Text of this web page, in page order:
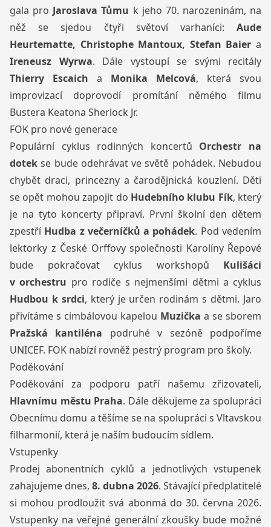
gala pro Jaroslava Tůmu k jeho 70. narozeninám, na
něž se sjedou čtyři světoví varhaníci: Aude
Heurtematte, Christophe Mantoux, Stefan Baier a
Ireneusz Wyrwa. Dále vystoupí se svými recitály
Thierry Escaich a Monika Melcová, která svou
improvizací doprovodí promítání němého filmu
Bustera Keatona Sherlock Jr.
FOK pro nové generace
Populární cyklus rodinných koncertů Orchestr na
dotek se bude odehrávat ve světě pohádek. Nebudou
chybět draci, princezny a čarodějnická kouzlení. Děti
se opět mohou zapojit do Hudebního klubu Fík, který
je na tyto koncerty připraví. První školní den dětem
zpestří Hudba z večerníčků a pohádek. Pod vedením
lektorky z České Orffovy společnosti Karolíny Řepové
bude pokračovat cyklus workshopů Kulišáci
v orchestru pro rodiče s nejmenšími dětmi a cyklus
Hudbou k srdci, který je určen rodinám s dětmi. Jaro
přivítáme s cimbálovou kapelou Muzička a se sborem
Pražská kantiléna podruhé v sezóně podpoříme
UNICEF. FOK nabízí rovněž pestrý program pro školy.
Poděkování
Poděkování za podporu patří našemu zřizovateli,
Hlavnímu městu Praha. Dále děkujeme za spolupráci
Obecnímu domu a těšíme se na spolupráci s Vltavskou
filharmonií, která je naším budoucím sídlem.
Vstupenky
Prodej abonentních cyklů a jednotlivých vstupenek
zahajujeme dnes, 8. dubna 2026. Stávající předplatitelé
si mohou prodloužit svá abonmá do 30. června 2026.
Vstupenky na veřejné generální zkoušky bude možné